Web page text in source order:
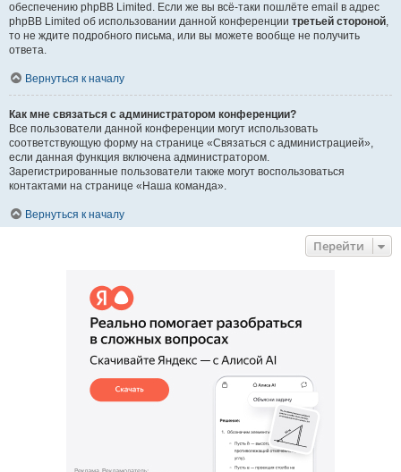
обеспечению phpBB Limited. Если же вы всё-таки пошлёте email в адрес
phpBB Limited об использовании данной конференции третьей стороной,
то не ждите подробного письма, или вы можете вообще не получить
ответа.
Вернуться к началу
Как мне связаться с администратором конференции?
Все пользователи данной конференции могут использовать
соответствующую форму на странице «Связаться с администрацией»,
если данная функция включена администратором.
Зарегистрированные пользователи также могут воспользоваться
контактами на странице «Наша команда».
Вернуться к началу
Перейти